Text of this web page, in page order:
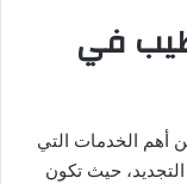
في
الخدمات التي
التجديد، حيث تكون